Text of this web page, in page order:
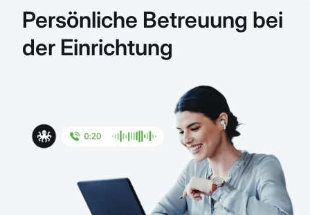
Persönliche Betreuung bei
der Einrichtung